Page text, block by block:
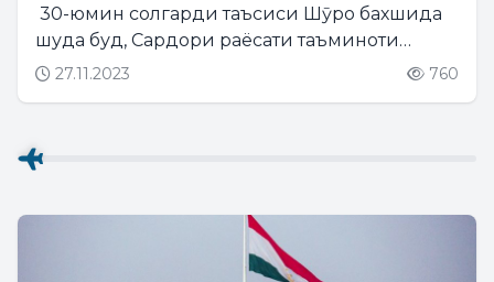
30-юмин солгарди таъсиси Шӯро бахшида
шуда буд, Сардори раёсати таъминоти
радиотехникии парвозҳо ва алоқаи барқии
27.11.2023 760